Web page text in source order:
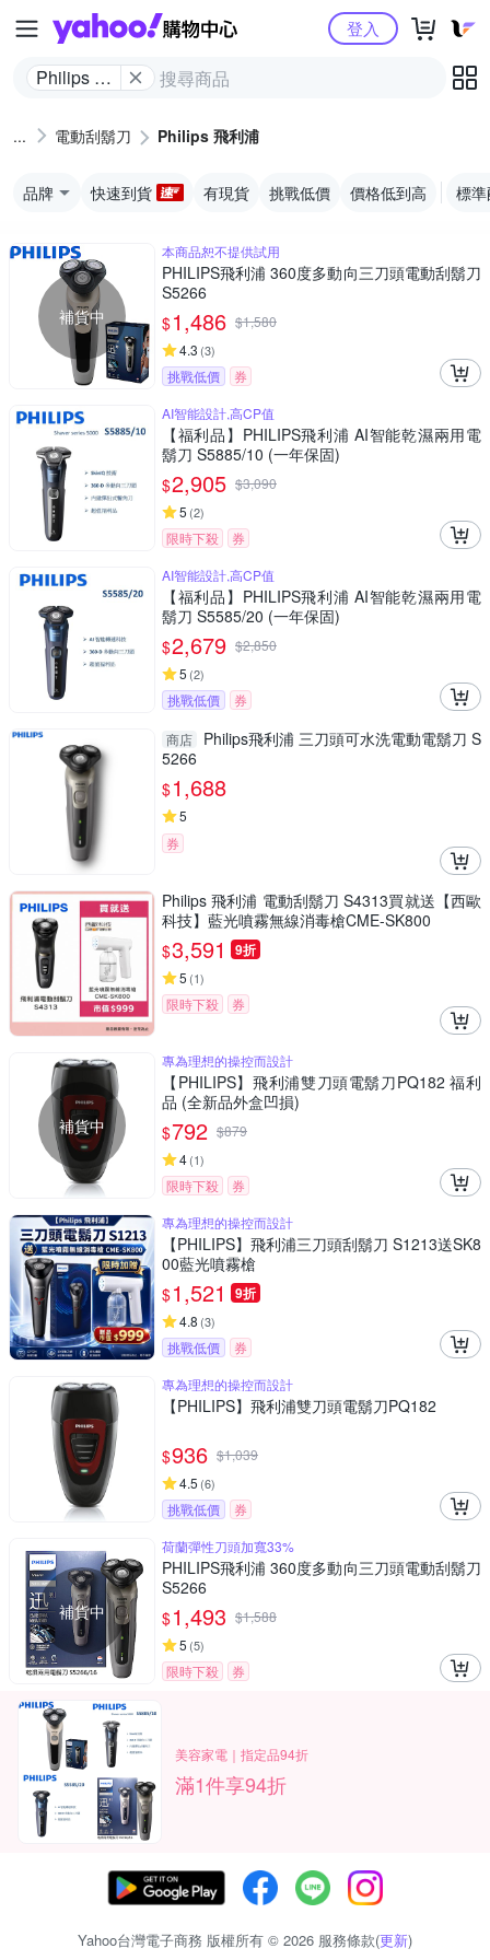
Yahoo購物中心
Philips 飛
登入
電動刮鬍刀 Philips 飛利浦
品牌 快速到貨 有現貨 挑戰低價 價格低到高 標
補貨中
本商品恕不提供試用
PHILIPS飛利浦 360度多動向三刀頭電動刮鬍刀
S5266
$1,486 $1,580
4.3 (3)
挑戰低價
券
AI智能設計,高CP值
【福利品】PHILIPS飛利浦 AI智能乾濕兩用電
鬍刀 S5885/10 (一年保固)
$2,905 $3,090
5 (2)
限時下殺
券
AI智能設計,高CP值
【福利品】PHILIPS飛利浦 AI智能乾濕兩用電
鬍刀 S5585/20 (一年保固)
$2,679 $2,850
5 (2)
挑戰低價 券
商店
Philips飛利浦 三刀頭可水洗電動電鬍刀 S
5266
$1,688
5
券
Philips 飛利浦 電動刮鬍刀 S4313買就送【西歐
科技】藍光噴霧無線消毒槍CME-SK800
$3,591 9折
5 (1)
限時下殺 券
補貨中
專為理想的操控而設計
【PHILIPS】飛利浦雙刀頭電鬍刀PQ182 福利
品 (全新品外盒凹損)
$792 $879
4(1)
限時下殺
券
專為理想的操控而設計
【PHILIPS】飛利浦三刀頭刮鬍刀 S1213送SK8
00藍光噴霧槍
$1,521 9折
4.8 (3)
挑戰低價
券
專為理想的操控而設計
【PHILIPS】飛利浦雙刀頭電鬍刀PQ182
$936 $1,039
4.5 (6)
挑戰低價 券
補貨中
荷蘭彈性刀頭加寬33%
PHILIPS飛利浦 360度多動向三刀頭電動刮鬍刀
S5266
$1,493 $1,588
5 (5)
限時下殺 券
美容家電｜指定品94折
滿1件享94折
Yahoo台灣電子商務 版權所有 © 2026 服務條款(更新)